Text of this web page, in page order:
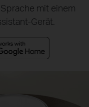
mit einem
Gerät.